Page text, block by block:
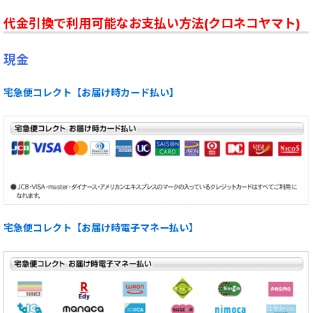
代金引換で利用可能なお支払い方法(クロネコヤマト)
現金
宅急便コレクト【お届け時カード払い】
宅急便コレクト【お届け時電子マネー払い】